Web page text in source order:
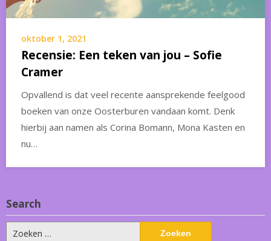
oktober 1, 2021
Recensie: Een teken van jou – Sofie
Cramer
Opvallend is dat veel recente aansprekende feelgood
boeken van onze Oosterburen vandaan komt. Denk
hierbij aan namen als Corina Bomann, Mona Kasten en
nu…
Search
Zoeken